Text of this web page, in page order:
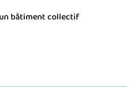
bâtiment collectif